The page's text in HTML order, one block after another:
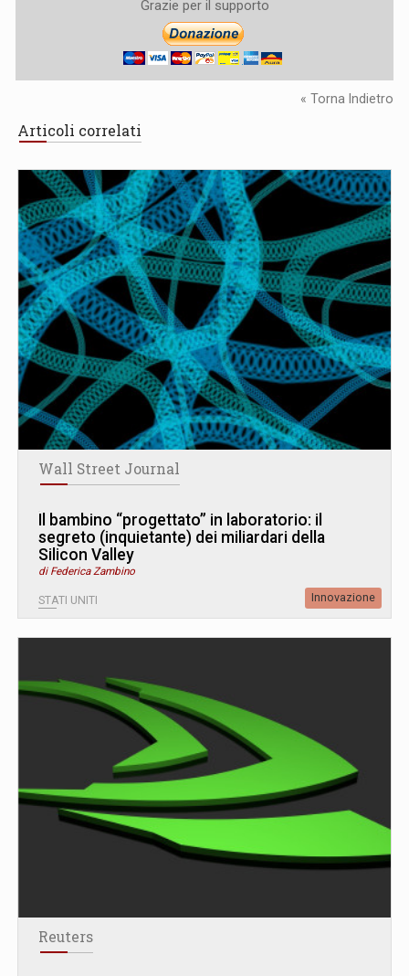
Grazie per il supporto
« Torna Indietro
Articoli correlati
Wall Street Journal
Il bambino “progettato” in laboratorio: il
segreto (inquietante) dei miliardari della
Silicon Valley
di Federica Zambino
STATI UNITI Innovazione
Reuters